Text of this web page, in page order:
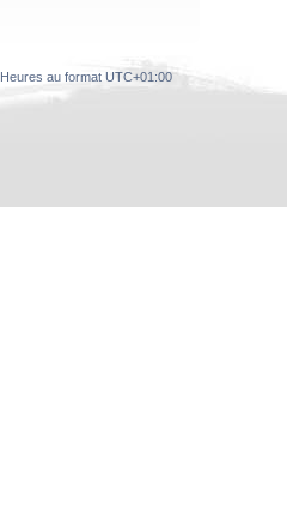
Heures au format UTC+01:00